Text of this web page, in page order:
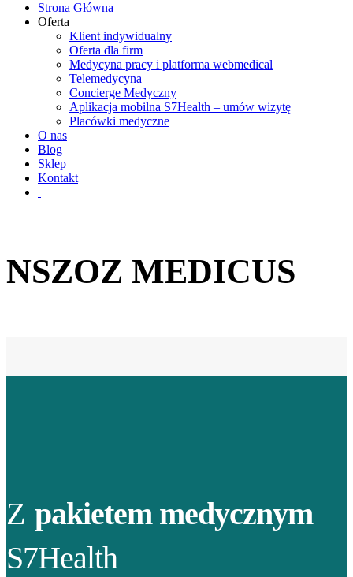
Strona Główna
Oferta
Klient indywidualny
Oferta dla firm
Medycyna pracy i platforma webmedical
Telemedycyna
Concierge Medyczny
Aplikacja mobilna S7Health – umów wizytę
Placówki medyczne
O nas
Blog
Sklep
Kontakt
NSZOZ MEDICUS
Z pakietem medycznym
S7Health